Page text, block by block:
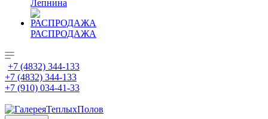
Лепнина
РАСПРОДАЖА
+7 (4832) 344-133
+7 (4832) 344-133
+7 (910) 034-41-33